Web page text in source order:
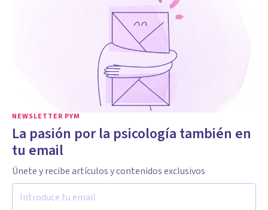
NEWSLETTER PYM
La pasión por la psicología también en
tu email
Únete y recibe artículos y contenidos exclusivos